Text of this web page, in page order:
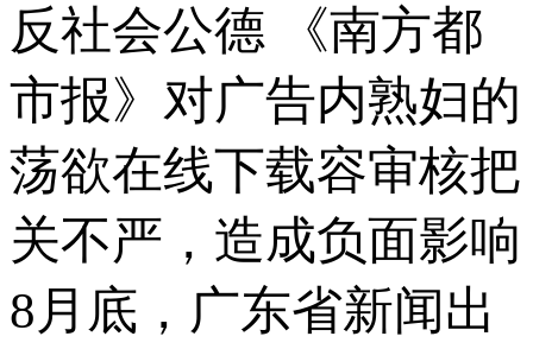
反社会公德 《南方都
市报》对广告内熟妇的
荡欲在线下载容审核把
关不严，造成负面影响
8月底，广东省新闻出